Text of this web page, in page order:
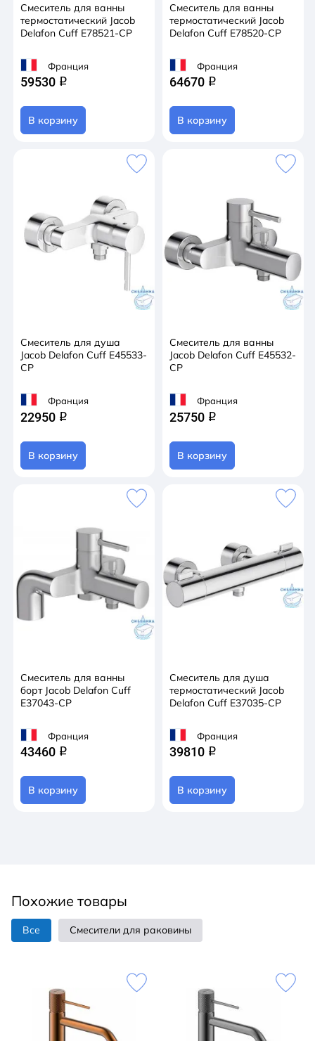
Смеситель для ванны
термостатический Jacob
Delafon Cuff E78521-CP
Франция
59530 q
В корзину
Смеситель для ванны
термостатический Jacob
Delafon Cuff E78520-CP
Франция
64670 q
В корзину
Смеситель для душа
Jacob Delafon Cuff E45533-
CP
Франция
22950 q
В корзину
Смеситель для ванны
Jacob Delafon Cuff E45532-
CP
Франция
25750 q
В корзину
Смеситель для ванны
борт Jacob Delafon Cuff
E37043-CP
Франция
43460 q
В корзину
Смеситель для душа
термостатический Jacob
Delafon Cuff E37035-CP
Франция
39810 q
В корзину
Похожие товары
Все Смесители для раковины